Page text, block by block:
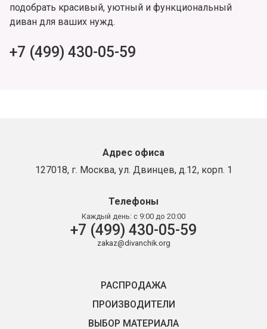
подобрать красивый, уютный и функциональный
диван для ваших нужд.
+7 (499) 430-05-59
Адрес офиса
127018, г. Москва, ул. Двинцев, д.12, корп. 1
Телефоны
Каждый день: с 9:00 до 20:00
+7 (499) 430-05-59
zakaz@divanchik.org
РАСПРОДАЖА
ПРОИЗВОДИТЕЛИ
ВЫБОР МАТЕРИАЛА